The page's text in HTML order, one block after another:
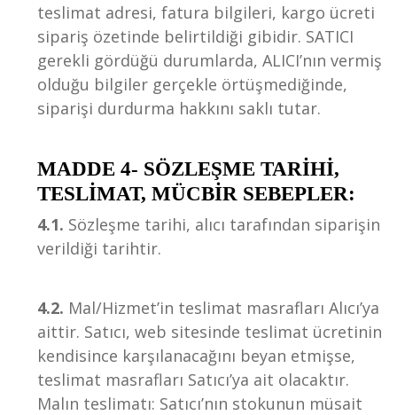
teslimat adresi, fatura bilgileri, kargo ücreti
sipariş özetinde belirtildiği gibidir. SATICI
gerekli gördüğü durumlarda, ALICI’nın vermiş
olduğu bilgiler gerçekle örtüşmediğinde,
siparişi durdurma hakkını saklı tutar.
MADDE 4- SÖZLEŞME TARİHİ,
TESLİMAT, MÜCBİR SEBEPLER:
4.1. Sözleşme tarihi, alıcı tarafından siparişin
verildiği tarihtir.
4.2. Mal/Hizmet’in teslimat masrafları Alıcı’ya
aittir. Satıcı, web sitesinde teslimat ücretinin
kendisince karşılanacağını beyan etmişse,
teslimat masrafları Satıcı’ya ait olacaktır.
Malın teslimatı: Satıcı’nın stokunun müsait